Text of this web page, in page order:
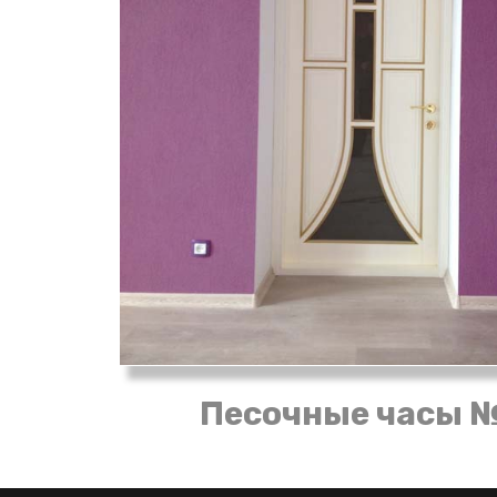
Песочные часы